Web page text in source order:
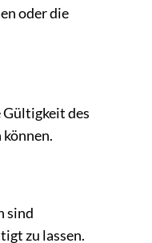
oder die
des
sind
zu lassen.